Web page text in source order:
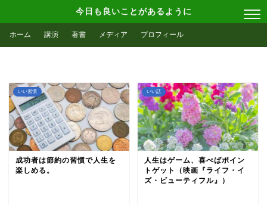
今日も良いことがあるように
ホーム 講演 著書 メディア プロフィール
いい習慣
成功者は節約の習慣で人生を
楽しめる。
いい話
人生はゲーム、喜べばポイン
トゲット（映画『ライフ・イ
ズ・ビューティフル』）